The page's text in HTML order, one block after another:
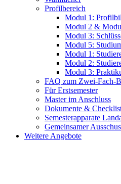
Profilbereich
Modul 1:
Modul 2 &
Modul 3:
Modul 5:
Modul 1:
Modul 2:
Modul 3:
FAQ zum Zwei-Fach-
Für Erstsemester
Master im Anschluss
Dokumente &
Semesterapparate
Gemeinsamer
Weitere Angebote